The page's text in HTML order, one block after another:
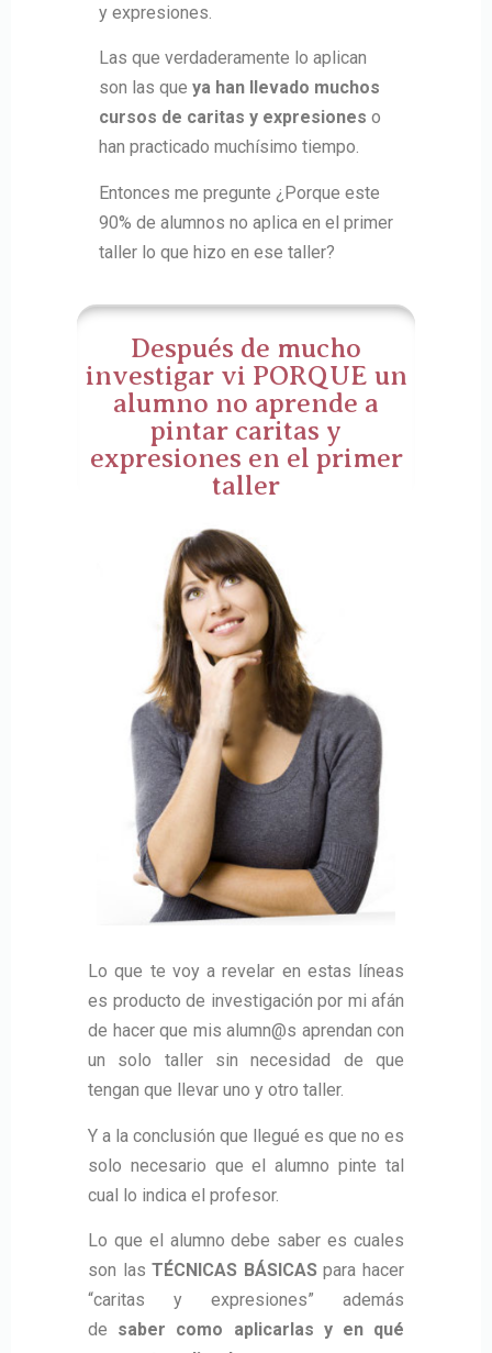
y expresiones.
Las que verdaderamente lo aplican
son las que ya han llevado muchos
cursos de caritas y expresiones o
han practicado muchísimo tiempo.
Entonces me pregunte ¿Porque este
90% de alumnos no aplica en el primer
taller lo que hizo en ese taller?
Después de mucho
investigar vi PORQUE un
alumno no aprende a
pintar caritas y
expresiones en el primer
taller
Lo que te voy a revelar en estas líneas
es producto de investigación por mi afán
de hacer que mis alumn@s aprendan con
un solo taller sin necesidad de que
tengan que llevar uno y otro taller.
Y a la conclusión que llegué es que no es
solo necesario que el alumno pinte tal
cual lo indica el profesor.
Lo que el alumno debe saber es cuales
son lasTÉCNICAS BÁSICASpara hacer
“caritas y expresiones” además
de saber como aplicarlas y en qué